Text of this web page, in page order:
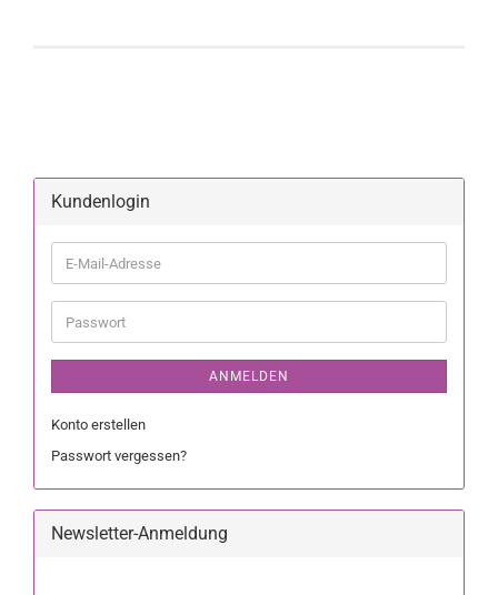
Kundenlogin
ANMELDEN
Konto erstellen
Passwort vergessen?
Newsletter-Anmeldung